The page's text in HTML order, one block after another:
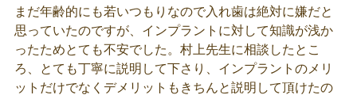
まだ年齢的にも若いつもりなので入れ歯は絶対に嫌だと
思っていたのですが、インプラントに対して知識が浅か
ったためとても不安でした。村上先生に相談したとこ
ろ、とても丁寧に説明して下さり、インプラントのメリ
ットだけでなくデメリットもきちんと説明して頂けたの